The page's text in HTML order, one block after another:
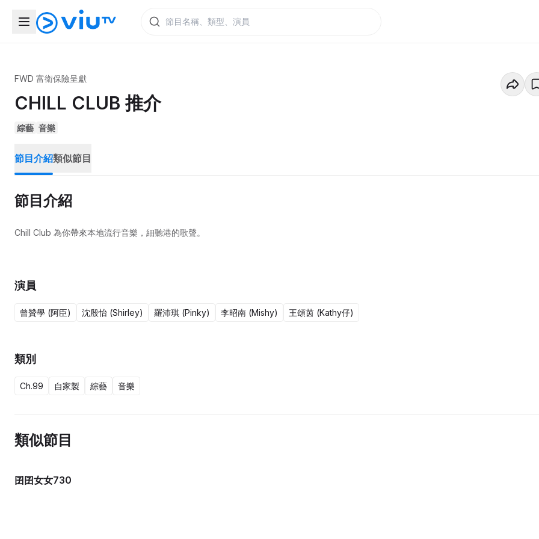
FWD 富衛保險呈獻
CHILL CLUB 推介
綜藝 音樂
節目介紹類似節目
節目介紹
Chill Club 為你帶來本地流行音樂，細聽港的歌聲。
演員
曾贊學 (阿臣) 沈殷怡 (Shirley) 羅沛琪 (Pinky) 李昭南 (Mishy) 王頌茵 (Kathy仔)
類別
Ch.99 自家製 綜藝 音樂
類似節目
囝囝女女730